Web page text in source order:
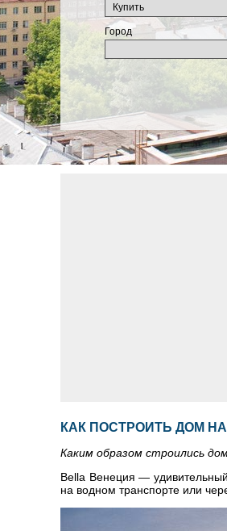
Город
КАК ПОСТРОИТЬ ДОМ
Каким образом строились
Bella Венеция — удивительный
на водном транспорте или